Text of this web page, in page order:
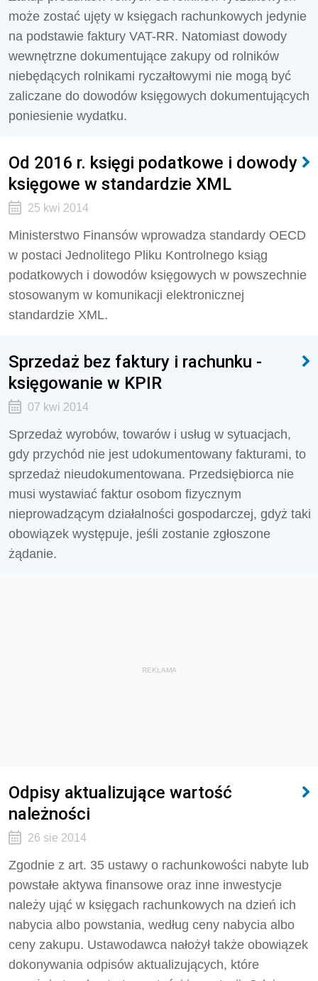
może zostać ujęty w księgach rachunkowych jedynie
na podstawie faktury VAT-RR. Natomiast dowody
wewnętrzne dokumentujące zakupy od rolników
niebędących rolnikami ryczałtowymi nie mogą być
zaliczane do dowodów księgowych dokumentujących
poniesienie wydatku.
Od 2016 r. księgi podatkowe i dowody
księgowe w standardzie XML
25 kwi 2014
Ministerstwo Finansów wprowadza standardy OECD
w postaci Jednolitego Pliku Kontrolnego ksiąg
podatkowych i dowodów księgowych w powszechnie
stosowanym w komunikacji elektronicznej
standardzie XML.
Sprzedaż bez faktury i rachunku -
księgowanie w KPIR
07 kwi 2014
Sprzedaż wyrobów, towarów i usług w sytuacjach,
gdy przychód nie jest udokumentowany fakturami, to
sprzedaż nieudokumentowana. Przedsiębiorca nie
musi wystawiać faktur osobom fizycznym
nieprowadzącym działalności gospodarczej, gdyż taki
obowiązek występuje, jeśli zostanie zgłoszone
żądanie.
REKLAMA
Odpisy aktualizujące wartość
należności
26 sie 2014
Zgodnie z art. 35 ustawy o rachunkowości nabyte lub
powstałe aktywa finansowe oraz inne inwestycje
należy ująć w księgach rachunkowych na dzień ich
nabycia albo powstania, według ceny nabycia albo
ceny zakupu. Ustawodawca nałożył także obowiązek
dokonywania odpisów aktualizujących, które